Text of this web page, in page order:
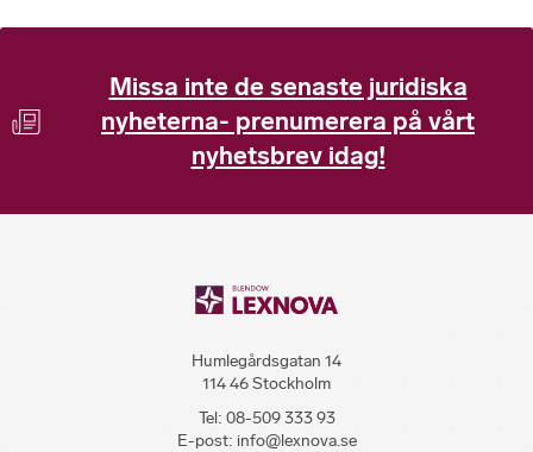
Missa inte de senaste juridiska
nyheterna- prenumerera på vårt
nyhetsbrev idag!
Humlegårdsgatan 14
114 46 Stockholm
Tel: 08-509 333 93
E-post: info@lexnova.se